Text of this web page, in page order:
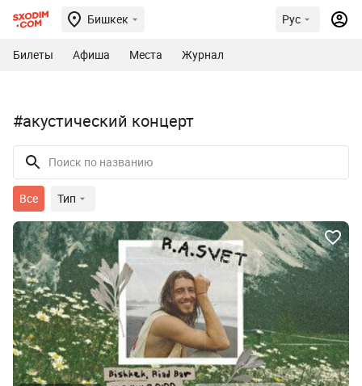
Бишкек Рус
Билеты Афиша Места Журнал
#акустический концерт
Все Тип